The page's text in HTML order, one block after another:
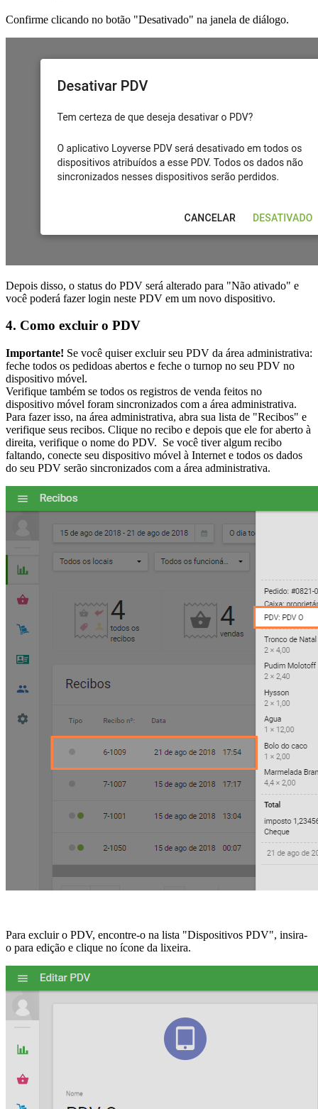
Confirme clicando no botão "Desativado" na janela de diálogo.
Depois disso, o status do PDV será alterado para "Não ativado" e
você poderá fazer login neste PDV em um novo dispositivo.
4. Como excluir o PDV
Importante! Se você quiser excluir seu PDV da área administrativa:
feche todos os pedidoas abertos e feche o turnop no seu PDV no
dispositivo móvel.
Verifique também se todos os registros de venda feitos no
dispositivo móvel foram sincronizados com a área administrativa.
Para fazer isso, na área administrativa, abra sua lista de "Recibos" e
verifique seus recibos. Clique no recibo e depois que ele for aberto à
direita, verifique o nome do PDV. Se você tiver algum recibo
faltando, conecte seu dispositivo móvel à Internet e todos os dados
do seu PDV serão sincronizados com a área administrativa.
Para excluir o PDV, encontre-o na lista "Dispositivos PDV", insira-
o para edição e clique no ícone da lixeira.